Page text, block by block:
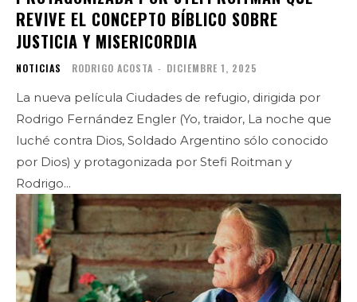
REVIVE EL CONCEPTO BÍBLICO SOBRE
JUSTICIA Y MISERICORDIA
NOTICIAS RODRIGO ACOSTA - DICIEMBRE 1, 2025
La nueva película Ciudades de refugio, dirigida por
Rodrigo Fernández Engler (Yo, traidor, La noche que
luché contra Dios, Soldado Argentino sólo conocido
por Dios) y protagonizada por Stefi Roitman y
Rodrigo...